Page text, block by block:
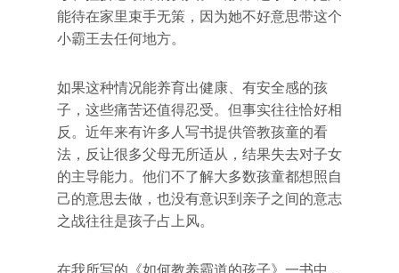
能待在家里束手无策，因为她不好意思带这个
小霸王去任何地方。
如果这种情况能养育出健康、有安全感的孩
子，这些痛苦还值得忍受。但事实往往恰好相
反。近年来有许多人写书提供管教孩童的看
法，反让很多父母无所适从，结果失去对子女
的主导能力。他们不了解大多数孩童都想照自
己的意思去做，也没有意识到亲子之间的意志
之战往往是孩子占上风。